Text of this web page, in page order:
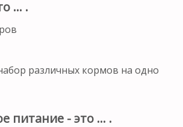
... .
различных кормов на одно
питание - это ... .